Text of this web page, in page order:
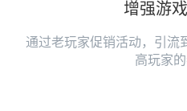
增强游
通过老玩家促销活动，引流
高玩家